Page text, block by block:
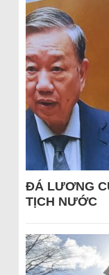
ĐÁ LƯƠNG
TỊCH NƯỚC